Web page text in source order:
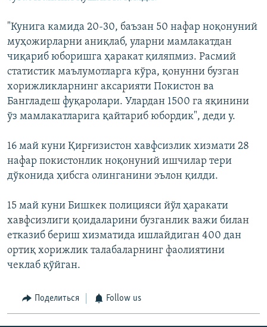
"Кунига камида 20-30, баъзан 50 нафар ноқонуний
муҳожирларни аниқлаб, уларни мамлакатдан
чиқариб юборишга ҳаракат қиляпмиз. Расмий
статистик маълумотларга кўра, қонунни бузган
хорижликларнинг аксарияти Покистон ва
Бангладеш фуқаролари. Улардан 1500 га яқинини
ўз мамлакатларига қайтариб юбордик", деди у.
16 май куни Қирғизистон хавфсизлик хизмати 28
нафар покистонлик ноқонуний ишчилар тери
дўконида ҳибсга олинганини эълон қилди.
15 май куни Бишкек полицияси йўл ҳаракати
хавфсизлиги қоидаларини бузганлик важи билан
етказиб бериш хизматида ишлайдиган 400 дан
ортиқ хорижлик талабаларнинг фаолиятини
чеклаб қўйган.
Поделиться Follow us